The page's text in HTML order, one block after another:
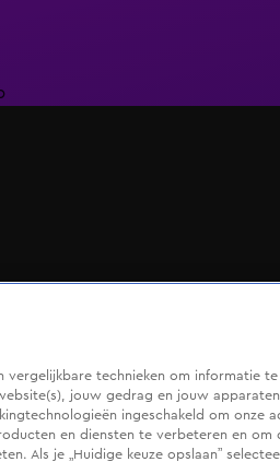
vergelijkbare technieken om informatie te
jouw gedrag en jouw
ingeschakeld om onze
en diensten te verbeteren en om
Als je „Huidige keuze opslaan”